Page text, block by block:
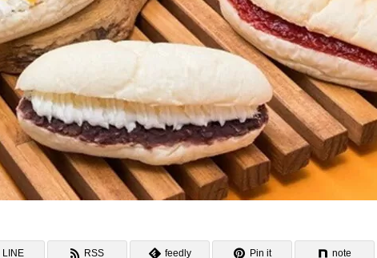
LINE RSS feedly Pin it note